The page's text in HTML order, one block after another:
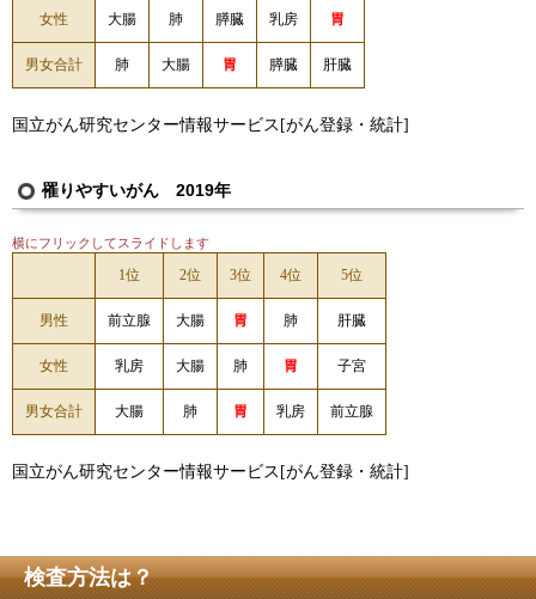
女性 大腸 肺 膵臓 乳房 胃
男女合計 肺 大腸 胃 膵臓 肝臓
国立がん研究センター情報サービス[がん登録・統計]
罹りやすいがん 2019年
横にフリックしてスライドします
1位 2位 3位 4位 5位
男性 前立腺 大腸 胃 肺 肝臓
女性 乳房 大腸 肺 胃 子宮
男女合計 大腸 肺 胃 乳房 前立腺
国立がん研究センター情報サービス[がん登録・統計]
検査方法は？